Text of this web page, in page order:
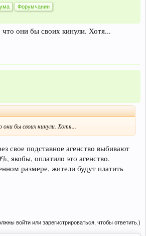
Форумчанин
они бы своих кинули. Хотя...
они бы своих кинули. Хотя...
свое подставное агенство выбивают
якобы, оплатило это агенство.
размере, жители будут платить
войти или зарегистрироваться, чтобы ответить.)